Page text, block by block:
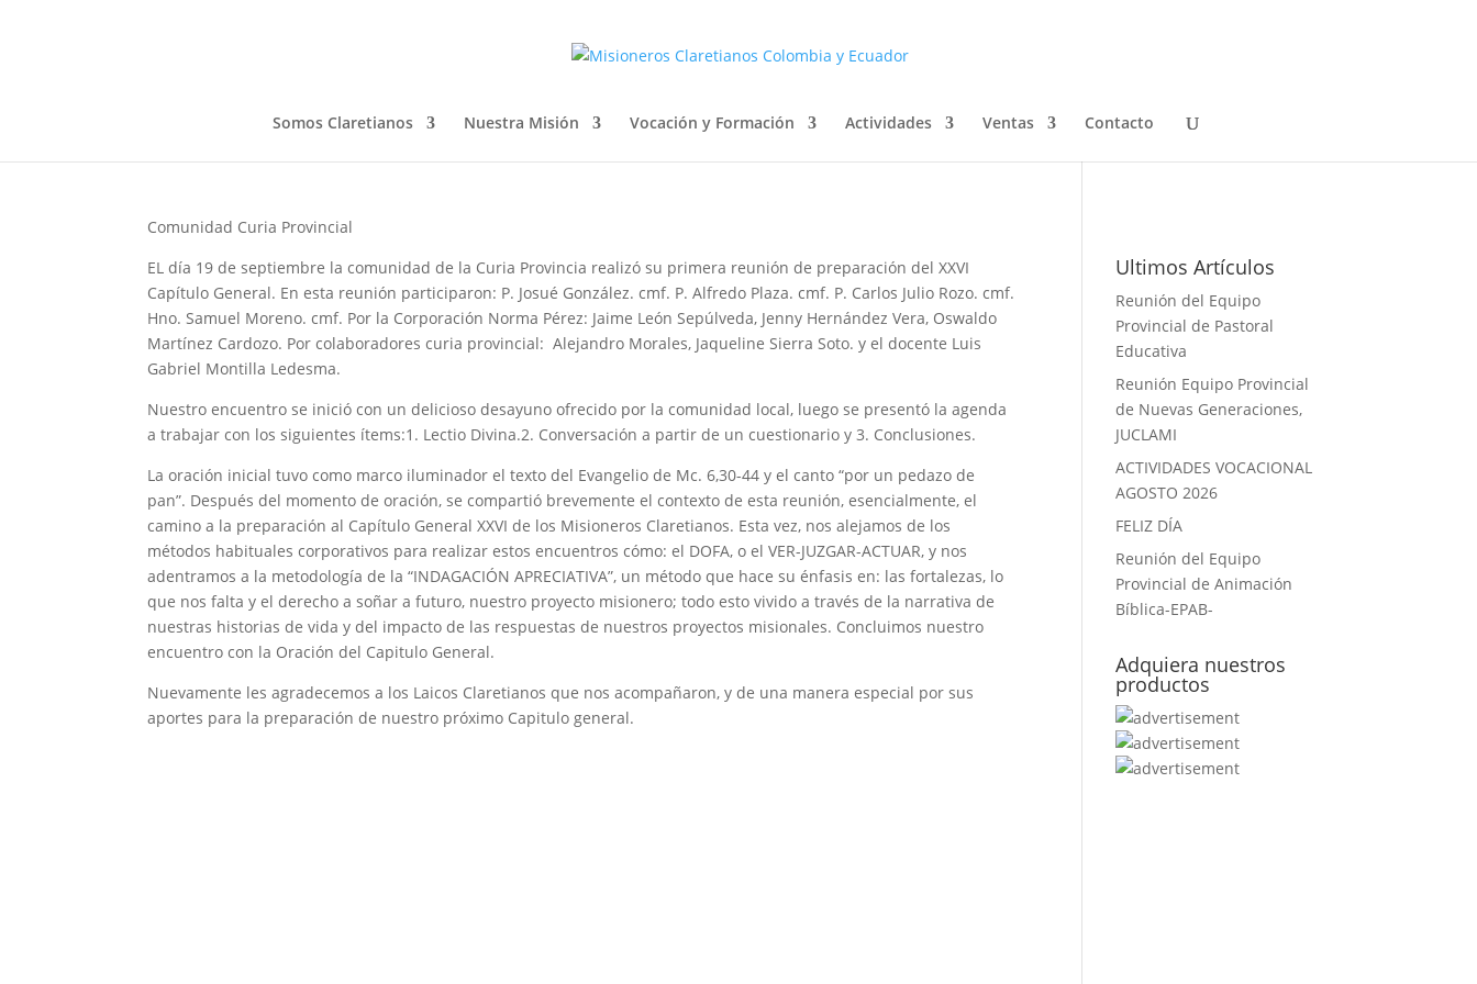
Somos Claretianos Nuestra Misión Vocación y Formación Actividades Ventas Contacto
Comunidad Curia Provincial
EL día 19 de septiembre la comunidad de la Curia Provincia realizó su primera reunión de preparación del XXVI
Capítulo General. En esta reunión participaron: P. Josué González. cmf. P. Alfredo Plaza. cmf. P. Carlos Julio Rozo. cmf.
Hno. Samuel Moreno. cmf. Por la Corporación Norma Pérez: Jaime León Sepúlveda, Jenny Hernández Vera, Oswaldo
Martínez Cardozo. Por colaboradores curia provincial: Alejandro Morales, Jaqueline Sierra Soto. y el docente Luis
Gabriel Montilla Ledesma.
Nuestro encuentro se inició con un delicioso desayuno ofrecido por la comunidad local, luego se presentó la agenda
a trabajar con los siguientes ítems:1. Lectio Divina.2. Conversación a partir de un cuestionario y 3. Conclusiones.
La oración inicial tuvo como marco iluminador el texto del Evangelio de Mc. 6,30-44 y el canto “por un pedazo de
pan”. Después del momento de oración, se compartió brevemente el contexto de esta reunión, esencialmente, el
camino a la preparación al Capítulo General XXVI de los Misioneros Claretianos. Esta vez, nos alejamos de los
métodos habituales corporativos para realizar estos encuentros cómo: el DOFA, o el VER-JUZGAR-ACTUAR, y nos
adentramos a la metodología de la “INDAGACIÓN APRECIATIVA”, un método que hace su énfasis en: las fortalezas, lo
que nos falta y el derecho a soñar a futuro, nuestro proyecto misionero; todo esto vivido a través de la narrativa de
nuestras historias de vida y del impacto de las respuestas de nuestros proyectos misionales. Concluimos nuestro
encuentro con la Oración del Capitulo General.
Nuevamente les agradecemos a los Laicos Claretianos que nos acompañaron, y de una manera especial por sus
aportes para la preparación de nuestro próximo Capitulo general.
Ultimos Artículos
Reunión del Equipo
Provincial de Pastoral
Educativa
Reunión Equipo Provincial
de Nuevas Generaciones,
JUCLAMI
ACTIVIDADES VOCACIONAL
AGOSTO 2026
FELIZ DÍA
Reunión del Equipo
Provincial de Animación
Bíblica-EPAB-
Adquiera nuestros
productos